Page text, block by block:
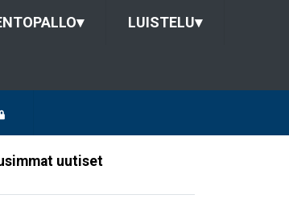
▾ LUISTELU▾
uutiset